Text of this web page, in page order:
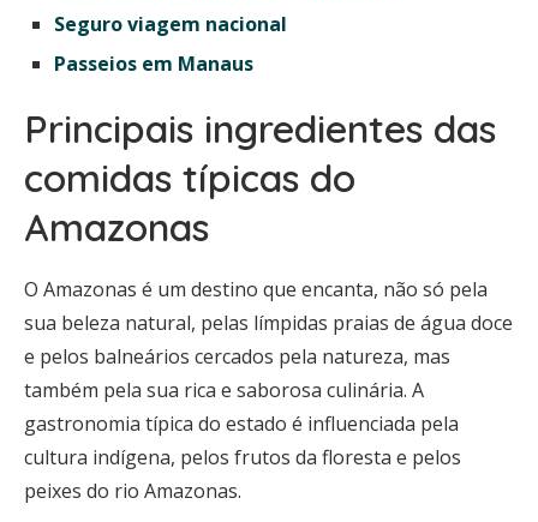
Seguro viagem nacional
Passeios em Manaus
Principais ingredientes das
comidas típicas do
Amazonas
O Amazonas é um destino que encanta, não só pela
sua beleza natural, pelas límpidas praias de água doce
e pelos balneários cercados pela natureza, mas
também pela sua rica e saborosa culinária. A
gastronomia típica do estado é influenciada pela
cultura indígena, pelos frutos da floresta e pelos
peixes do rio Amazonas.